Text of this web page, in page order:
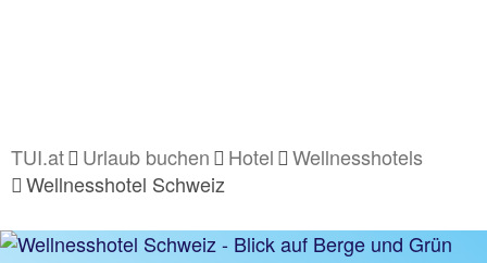
TUI.at Urlaub buchen Hotel
Wellnesshotels
Wellnesshotel Schweiz